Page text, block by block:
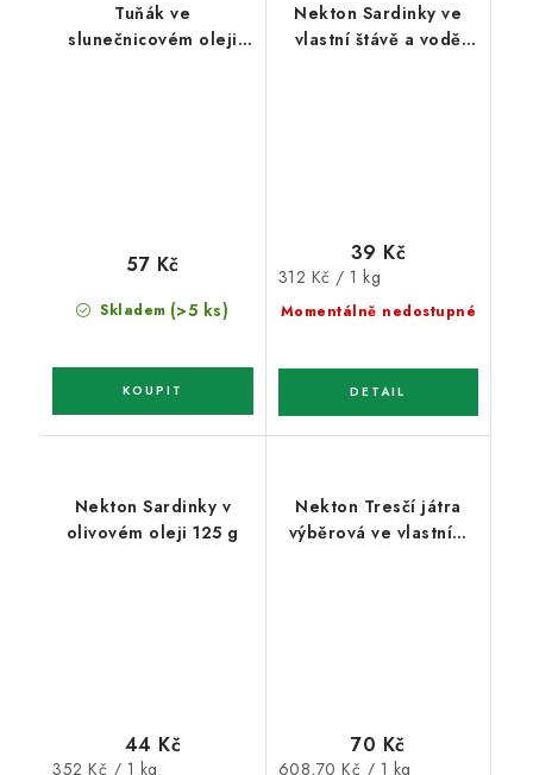
Tuňák ve
slunečnicovém oleji
Skladem (>5 ks)
57 Kč
Nekton Sardinky ve
vlastní štávě a vodě
Momentálně nedostupné
39 Kč
Měrná
cena:
312 Kč / 1 kg
Nekton Sardinky v
olivovém oleji 125 g
44 Kč
Měrná
352 Kč / 1 kg
Nekton Tresčí játra
výběrová ve vlastním
70 Kč
Měrná
608,70 Kč / 1 kg